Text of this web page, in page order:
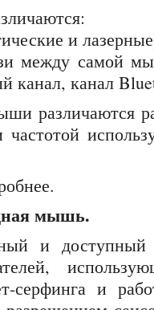
и
между самой
канал, канал
различаются
мышь.
и доступный
серфинга и